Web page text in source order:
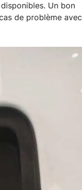
Un bon
de problème avec